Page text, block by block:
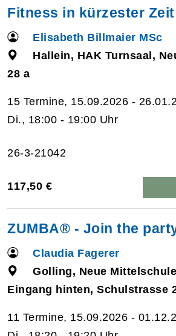
Fitness in kürzester
Elisabeth Billmaier MSc
Hallein, HAK Turnsaal,
28 a
15 Termine, 15.09.2026 -
Di., 18:00 - 19:00 Uhr
26-3-21042
117,50 €
ZUMBA® - Join the
Claudia Fagerer
Golling, Neue
Eingang hinten, Schulstrasse
11 Termine, 15.09.2026 -